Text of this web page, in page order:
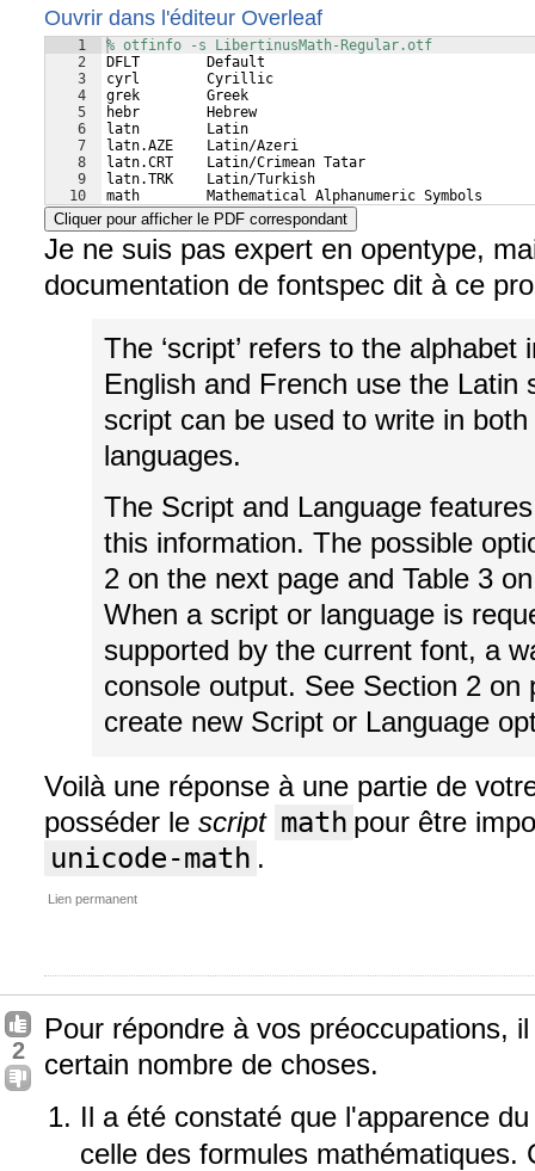
Ouvrir dans l'éditeur Overleaf
1
2
3
4
5
6
7
8
9
10
% otfinfo -s LibertinusMath-Regular.otf
DFLT        Default
cyrl        Cyrillic
grek        Greek
hebr        Hebrew
latn        Latin
latn.AZE    Latin/Azeri
latn.CRT    Latin/Crimean Tatar
latn.TRK    Latin/Turkish
math        Mathematical Alphanumeric Symbols
Cliquer pour afficher le PDF correspondant
Je ne suis pas expert en opentype,
documentation de fontspec dit à ce
The ‘script’ refers to the
English and French use the Latin
script can be used to write in
languages.
The Script and Language
this information. The possible
2 on the next page and Table 3
When a script or language is
supported by the current font, a
console output. See Section 2 on
create new Script or Language
Voilà une réponse à une partie de
posséder le script math pour être
unicode-math .
Lien permanent
2
Pour répondre à vos préoccupations,
certain nombre de choses.
Il a été constaté que l'apparence
celle des formules mathématiques.